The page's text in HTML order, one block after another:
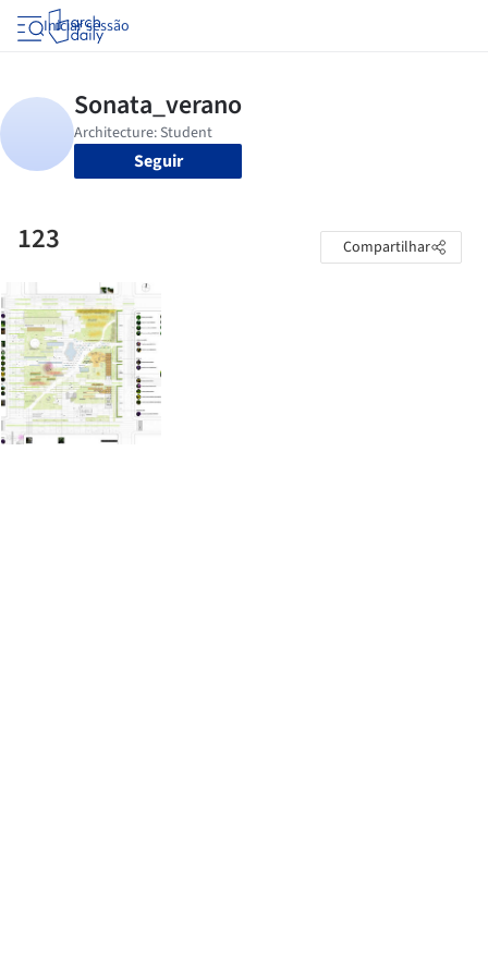
Iniciar sessão
Seguir
123 Compartilhar